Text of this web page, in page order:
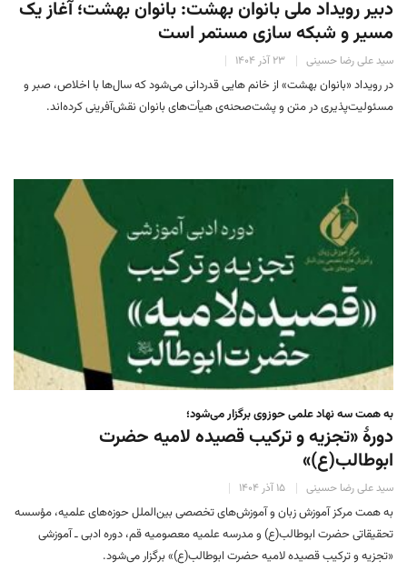
دبیر رویداد ملی بانوان بهشت: بانوان بهشت؛ آغاز یک
مسیر و شبکه سازی مستمر است
سید علی رضا حسینی ۲۳ آذر ۱۴۰۴
در رویداد «بانوان بهشت» از خانم هایی قدردانی می‌شود که سال‌ها با اخلاص، صبر و
مسئولیت‌پذیری در متن و پشت‌صحنه‌ی هیأت‌های بانوان نقش‌آفرینی کرده‌اند.
به همت سه نهاد علمی حوزوی برگزار می‌شود؛
دورهٔ «تجزیه و ترکیب قصیده لامیه حضرت
ابوطالب(ع)»
سید علی رضا حسینی ۱۵ آذر ۱۴۰۴
به همت مرکز آموزش زبان و آموزش‌های تخصصی بین‌الملل حوزه‌های علمیه، مؤسسه
تحقیقاتی حضرت ابوطالب(ع) و مدرسه علمیه معصومیه قم، دوره ادبی ـ آموزشی
«تجزیه و ترکیب قصیده لامیه حضرت ابوطالب(ع)» برگزار می‌شود.